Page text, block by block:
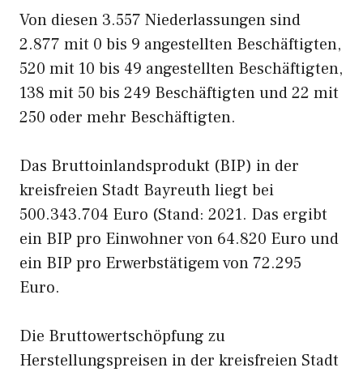
Von diesen 3.557 Niederlassungen sind
2.877 mit 0 bis 9 angestellten Beschäftigten,
520 mit 10 bis 49 angestellten Beschäftigten,
138 mit 50 bis 249 Beschäftigten und 22 mit
250 oder mehr Beschäftigten.
Das Bruttoinlandsprodukt (BIP) in der
kreisfreien Stadt Bayreuth liegt bei
500.343.704 Euro (Stand: 2021. Das ergibt
ein BIP pro Einwohner von 64.820 Euro und
ein BIP pro Erwerbstätigem von 72.295
Euro.
Die Bruttowertschöpfung zu
Herstellungspreisen in der kreisfreien Stadt